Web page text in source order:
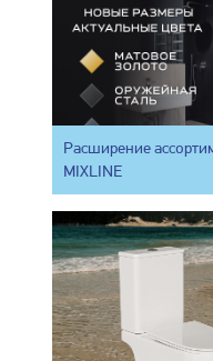
Расширение
MIXLINE